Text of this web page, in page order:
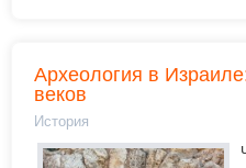
Археология в
веков
История